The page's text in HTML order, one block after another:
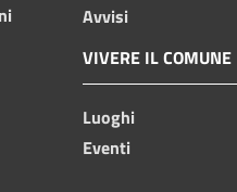
Avvisi
VIVERE IL COMUNE
Luoghi
Eventi